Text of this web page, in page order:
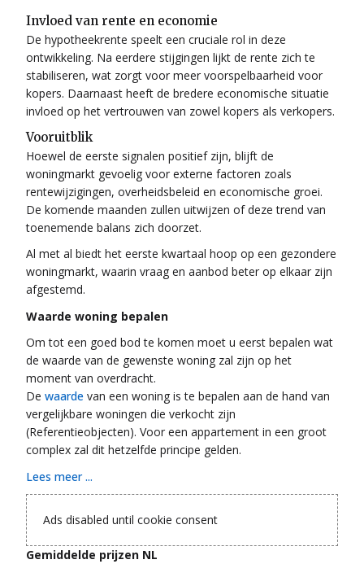
Invloed van rente en economie
De hypotheekrente speelt een cruciale rol in deze
ontwikkeling. Na eerdere stijgingen lijkt de rente zich te
stabiliseren, wat zorgt voor meer voorspelbaarheid voor
kopers. Daarnaast heeft de bredere economische situatie
invloed op het vertrouwen van zowel kopers als verkopers.
Vooruitblik
Hoewel de eerste signalen positief zijn, blijft de
woningmarkt gevoelig voor externe factoren zoals
rentewijzigingen, overheidsbeleid en economische groei.
De komende maanden zullen uitwijzen of deze trend van
toenemende balans zich doorzet.
Al met al biedt het eerste kwartaal hoop op een gezondere
woningmarkt, waarin vraag en aanbod beter op elkaar zijn
afgestemd.
Waarde woning bepalen
Om tot een goed bod te komen moet u eerst bepalen wat
de waarde van de gewenste woning zal zijn op het
moment van overdracht.
De waarde van een woning is te bepalen aan de hand van
vergelijkbare woningen die verkocht zijn
(Referentieobjecten). Voor een appartement in een groot
complex zal dit hetzelfde principe gelden.
Lees meer ...
Ads disabled until cookie consent
Gemiddelde prijzen NL